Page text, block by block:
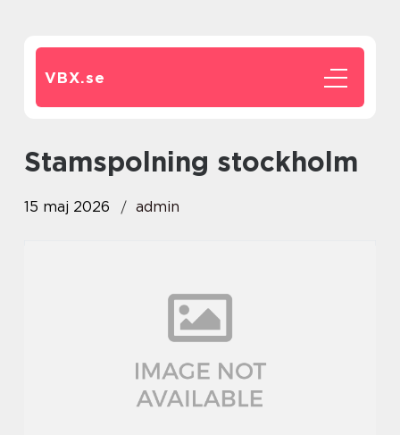
VBX.se
Stamspolning stockholm
15 maj 2026 admin